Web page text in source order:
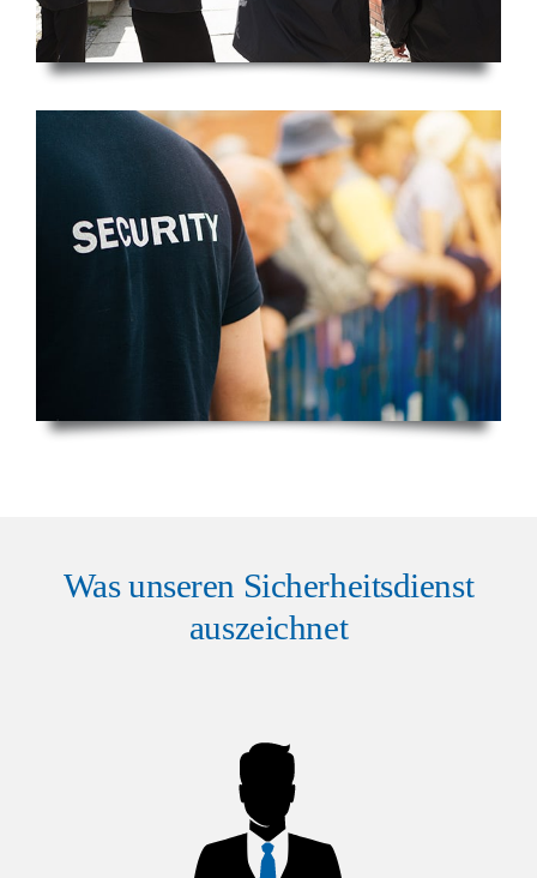
Was unseren Sicherheitsdienst
auszeichnet